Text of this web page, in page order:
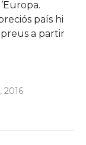
país hi
preus a partir
2016